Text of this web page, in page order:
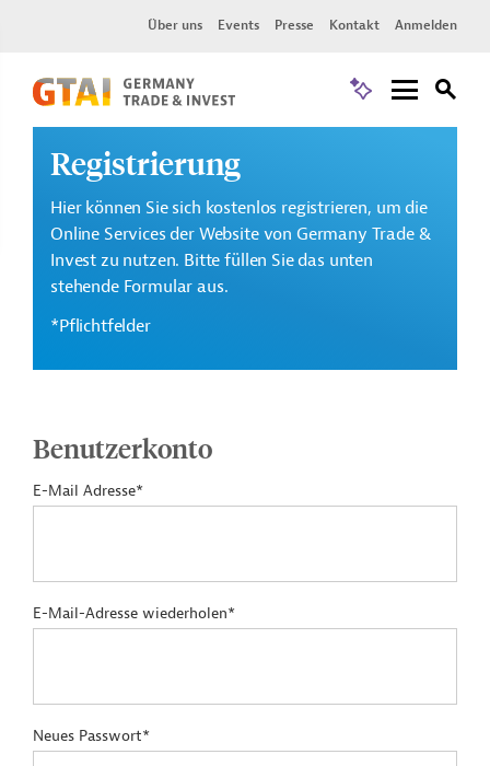
Über uns Events Presse Kontakt Anmelden
Registrierung
Hier können Sie sich kostenlos registrieren, um die
Online Services der Website von Germany Trade &
Invest zu nutzen. Bitte füllen Sie das unten
stehende Formular aus.
*Pflichtfelder
Benutzerkonto
E-Mail Adresse*
E-Mail-Adresse wiederholen*
Neues Passwort*